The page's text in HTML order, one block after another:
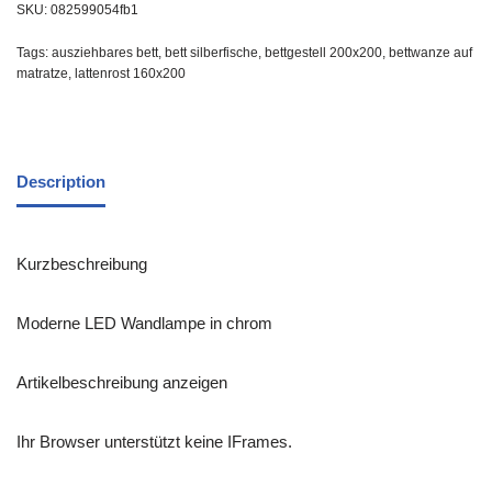
SKU: 082599054fb1
Tags: ausziehbares bett bett silberfische bettgestell 200x200 bettwanze auf
matratze lattenrost 160x200
Description
Kurzbeschreibung
Moderne LED Wandlampe in chrom
Artikelbeschreibung anzeigen
Ihr Browser unterstützt keine IFrames.